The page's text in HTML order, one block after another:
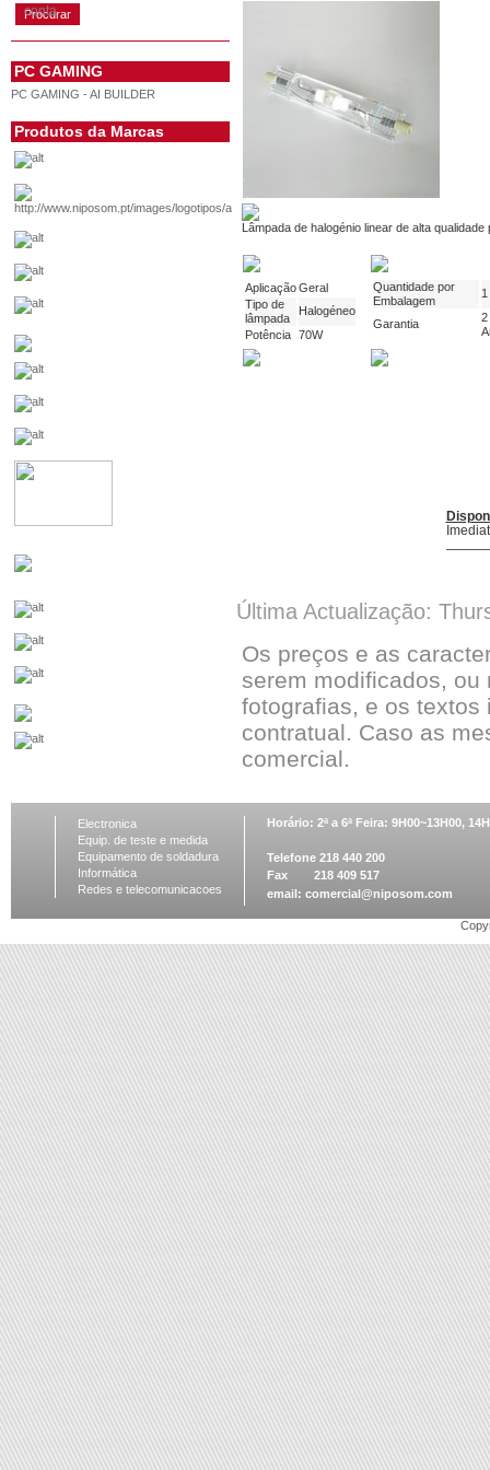
conta
PC GAMING
PC GAMING - AI BUILDER
Produtos da Marcas
Lâmpada de halogénio linear de alta
AplicaçãoGeral
Tipo de
lâmpada
Halogéneo
Potência 70W
Quantidade por
Embalagem
1
Garantia
2
Última Actualização:
Os preços e as
serem modificados, ou
fotografias, e os
contratual. Caso as
comercial.
Electronica
Equip. de teste e medida
Equipamento de soldadura
Informática
Redes e telecomunicacoes
Horário: 2ª a 6ª Feira: 9H00~13H00,
Telefone 218 440 200
Fax 218 409 517
email: comercial@niposom.com